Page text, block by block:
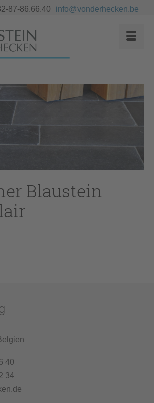
87-86.66.40 info@vonderhecken.be
Blaustein
40
34